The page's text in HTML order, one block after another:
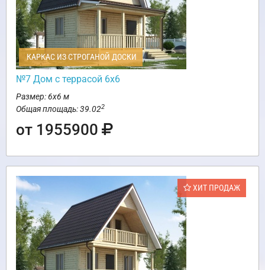
КАРКАС ИЗ СТРОГАНОЙ ДОСКИ
№7 Дом с террасой 6х6
Размер: 6х6 м
Общая площадь: 39.022
от 1955900
ХИТ ПРОДАЖ